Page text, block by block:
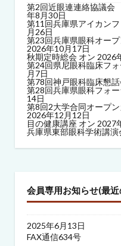
第2回近眼連連絡協議
年8月30日
第11回兵庫県アイカン
月26日
第23回兵庫県眼科オー
2026年10月17日
秋期定時総会 オン 2026
第24回県尼眼科臨床フ
月7日
第78回神戸眼科臨床懇
第28回兵庫県眼科フォ
14日
第8回2大学合同オープ
2026年12月12日
目の健康講座 オン 2027
兵庫県東部眼科学術講演
会員専用お知らせ(最近
2025年6月13日
FAX通信634号